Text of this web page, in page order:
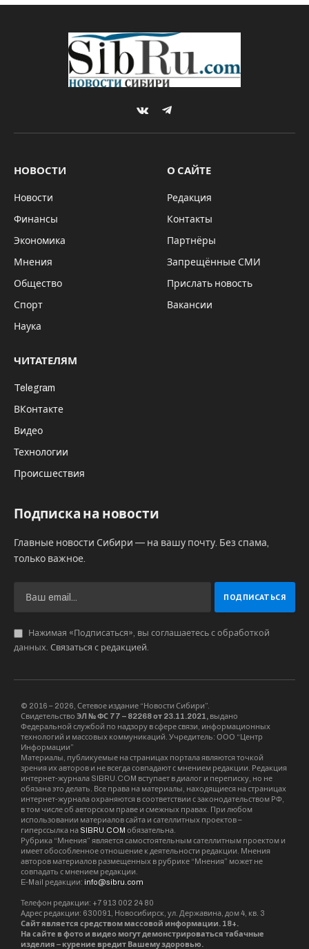
VKontakteTelegram
НОВОСТИ
Новости
Финансы
Экономика
Мнения
Общество
Спорт
Наука
О САЙТЕ
Редакция
Контакты
Партнёры
Запрещённые СМИ
Прислать новость
Вакансии
ЧИТАТЕЛЯМ
Telegram
ВКонтакте
Видео
Технологии
Происшествия
Подписка на новости
Главные новости Сибири — на вашу почту. Без спама,
только важное.
Нажимая «Подписаться», вы соглашаетесь с обработкой
данных. Связаться с редакцией.
© 2016 – 2026, Сетевое издание “Новости Сибири”.
Свидетельство ЭЛ № ФС 77 – 82268 от 23.11.2021, выдано
Федеральной службой по надзору в сфере связи, информационных
технологий и массовых коммуникаций. Учредитель: ООО “Центр
Информации”
Материалы, публикуемые на страницах портала являются точкой
зрения их авторов и не всегда совпадают с мнением редакции. Редакция
интернет-журнала SIBRU.COM вступает в диалог и переписку, но не
обязана это делать. Все права на материалы, находящиеся на страницах
интернет-журнала охраняются в соответствии с законодательством РФ,
в том числе об авторском праве и смежных правах. При любом
использовании материалов сайта и сателлитных проектов –
гиперссылка на SIBRU.COM обязательна.
Рубрика “Мнения” является самостоятельным сателлитным проектом и
имеет обособленное отношение к деятельности редакции. Мнения
авторов материалов размещенных в рубрике “Мнения” может не
совпадать с мнением редакции.
E-Mail редакции: info@sibru.com
Телефон редакции: +7 913 002 24 80
Адрес редакции: 630091, Новосибирск, ул. Державина, дом 4, кв. 3
Сайт является средством массовой информации. 18+.
На сайте в фото и видео могут демонстрироваться табачные
изделия – курение вредит Вашему здоровью.